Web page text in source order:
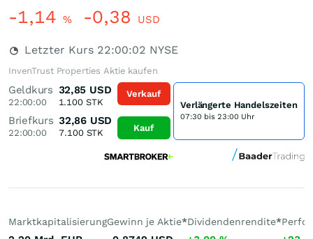
-1,14 % -0,38 USD
Letzter Kurs 22:00:02 NYSE
InvenTrust Properties Aktie kaufen
Geldkurs
22:00:00
32,85 USD
1.100STK
Briefkurs
22:00:00
32,86 USD
7.100STK
Verkauf
Kauf
Verlängerte Handelszeiten
07:30 bis 23:00 Uhr
MarktkapitalisierungGewinn je Aktie*Dividendenrendite*